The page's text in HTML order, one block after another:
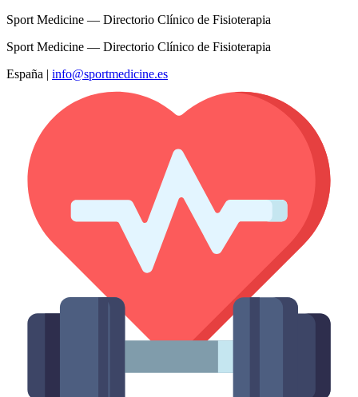
Sport Medicine — Directorio Clínico de Fisioterapia
Sport Medicine — Directorio Clínico de Fisioterapia
España | info@sportmedicine.es